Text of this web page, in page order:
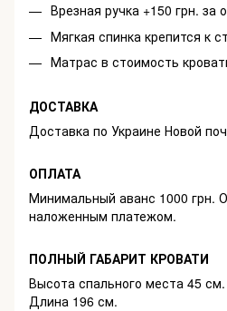
Врезная ручка +150 грн. за
Мягкая спинка крепится к
Матрас в стоимость
ДОСТАВКА
Доставка по Украине Новой
ОПЛАТА
Минимальный аванс 1000 грн.
наложенным платежом.
ПОЛНЫЙ ГАБАРИТ КРОВАТИ
Высота спального места 45
Длина 196 см.